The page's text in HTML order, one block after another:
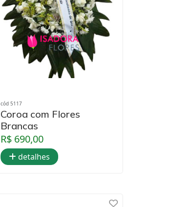
cód 5117
Coroa com Flores
Brancas
R$ 690,00
detalhes